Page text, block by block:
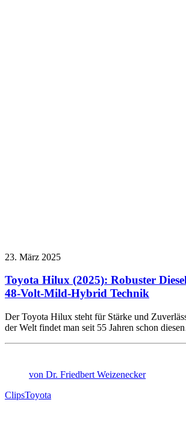
23. März 2025
Toyota Hilux (2025): Robuster
48-Volt-Mild-Hybrid Technik
Der Toyota Hilux steht für Stärke und
der Welt findet man seit 55 Jahren schon
von Dr. Friedbert Weizenecker
ClipsToyota